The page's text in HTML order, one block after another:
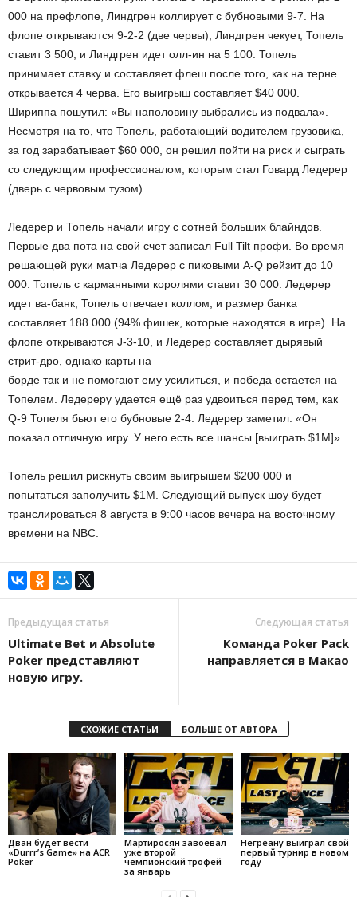
000 на префлопе, Линдгрен коллирует с бубновыми 9-7. На
флопе открываются 9-2-2 (две червы), Линдгрен чекует, Топель
ставит 3 500, и Линдгрен идет олл-ин на 5 100. Топель
принимает ставку и составляет флеш после того, как на терне
открывается 4 черва. Его выигрыш составляет $40 000.
Шириппа пошутил: «Вы наполовину выбрались из подвала».
Несмотря на то, что Топель, работающий водителем грузовика,
за год зарабатывает $60 000, он решил пойти на риск и сыграть
со следующим профессионалом, которым стал Говард Ледерер
(дверь с червовым тузом).
Ледерер и Топель начали игру с сотней больших блайндов.
Первые два пота на свой счет записал Full Tilt профи. Во время
решающей руки матча Ледерер с пиковыми A-Q рейзит до 10
000. Топель с карманными королями ставит 30 000. Ледерер
идет ва-банк, Топель отвечает коллом, и размер банка
составляет 188 000 (94% фишек, которые находятся в игре). На
флопе открываются J-3-10, и Ледерер составляет дырявый
стрит-дро, однако карты на
борде так и не помогают ему усилиться, и победа остается на
Топелем. Ледереру удается ещё раз удвоиться перед тем, как
Q-9 Топеля бьют его бубновые 2-4. Ледерер заметил: «Он
показал отличную игру. У него есть все шансы [выиграть $1М]».
Топель решил рискнуть своим выигрышем $200 000 и
попытаться заполучить $1М. Следующий выпуск шоу будет
транслироваться 8 августа в 9:00 часов вечера на восточному
времени на NBC.
Предыдущая статья
Ultimate Bet и Absolute
Poker представляют
новую игру.
Следующая статья
Команда Poker Pack
направляется в Макао
СХОЖИЕ СТАТЬИ БОЛЬШЕ ОТ АВТОРА
Дван будет вести
«Durrr’s Game» на ACR
Poker
Мартиросян завоевал
уже второй
чемпионский трофей
за январь
Негреану выиграл свой
первый турнир в новом
году